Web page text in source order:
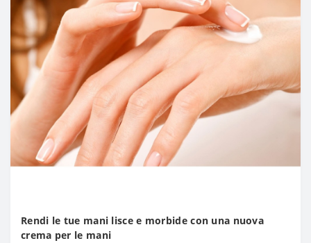
Rendi le tue mani lisce e morbide con una nuova
crema per le mani